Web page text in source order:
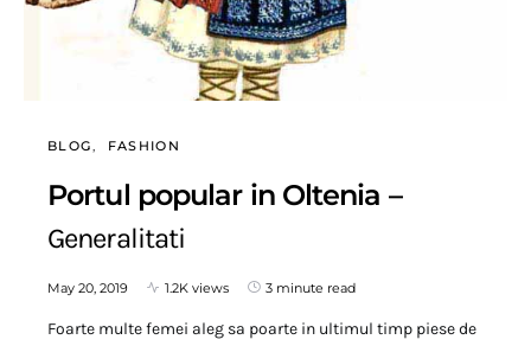
BLOG FASHION
Portul popular in Oltenia –
Generalitati
May 20, 2019 1.2K views 3 minute read
Foarte multe femei aleg sa poarte in ultimul timp piese de